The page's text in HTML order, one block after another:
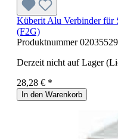
Küberit Alu Verbinder für
(F2G)
Produktnummer02035529
Derzeit nicht auf Lager
28,28 € *
In den Warenkorb